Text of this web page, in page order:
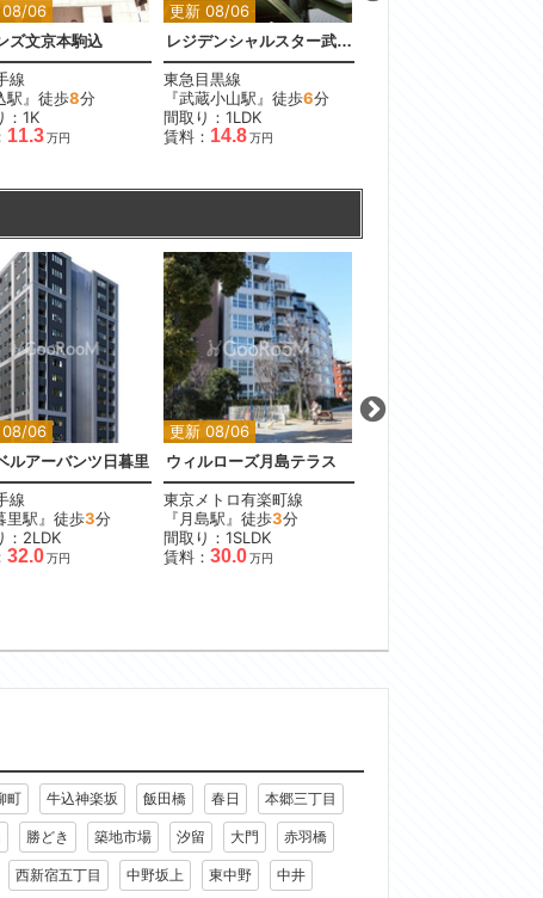
08/06
ズ文京本駒込
線
駅』徒歩8分
：1K
11.3万円
更新 08/06
レジデンシャルスター武蔵小山
東急目黒線
『武蔵小山駅』徒歩6分
間取り：1LDK
賃料： 14.8万円
08/06
ルアーバンツ日暮里
線
里駅』徒歩3分
：2LDK
32.0万円
更新 08/06
ウィルローズ月島テラス
東京メトロ有楽町線
『月島駅』徒歩3分
間取り：1SLDK
賃料： 30.0万円
町 牛込神楽坂 飯田橋 春日 本郷三丁目
勝どき 築地市場 汐留 大門 赤羽橋
西新宿五丁目 中野坂上 東中野 中井